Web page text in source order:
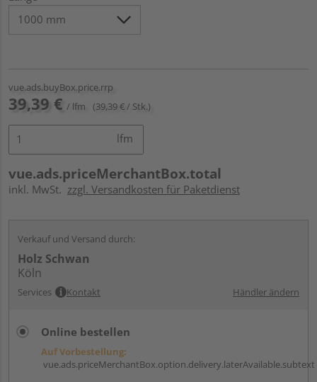
vue.ads.buyBox.price.rrp
39,39 € / lfm (39,39 € / Stk.)
lfm
vue.ads.priceMerchantBox.total
inkl. MwSt. zzgl. Versandkosten für Paketdienst
Verkauf und Versand durch:
Holz Schwan
Köln
Services Kontakt Händler ändern
Online bestellen
Auf Vorbestellung:
vue.ads.priceMerchantBox.option.delivery.laterAvailable.subtext